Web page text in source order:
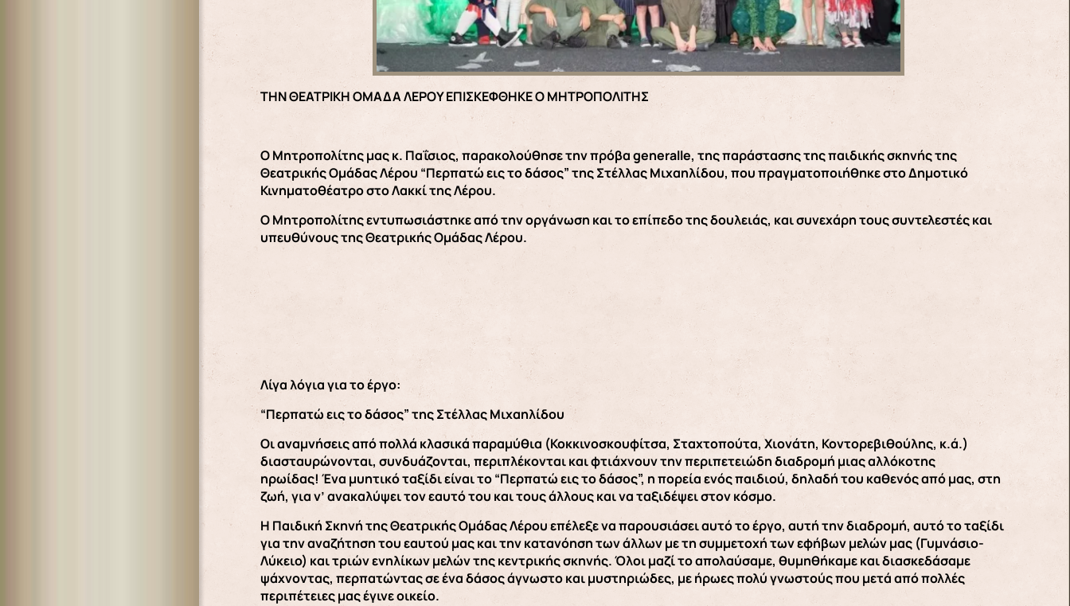
ΤΗΝ ΘΕΑΤΡΙΚΗ ΟΜΑΔΑ ΛΕΡΟΥ ΕΠΙΣΚΕΦΘΗΚΕ Ο ΜΗΤΡΟΠΟΛΙΤΗΣ
Ο Μητροπολίτης μας κ. Παΐσιος, παρακολούθησε την πρόβα generalle, της παράστασης της παιδικής σκηνής της
Θεατρικής Ομάδας Λέρου “Περπατώ εις το δάσος” της Στέλλας Μιχαηλίδου, που πραγματοποιήθηκε στο Δημοτικό
Κινηματοθέατρο στο Λακκί της Λέρου.
Ο Μητροπολίτης εντυπωσιάστηκε από την οργάνωση και το επίπεδο της δουλειάς, και συνεχάρη τους συντελεστές και
υπευθύνους της Θεατρικής Ομάδας Λέρου.
Λίγα λόγια για το έργο:
“Περπατώ εις το δάσος” της Στέλλας Μιχαηλίδου
Οι αναμνήσεις από πολλά κλασικά παραμύθια (Κοκκινοσκουφίτσα, Σταχτοπούτα, Χιονάτη, Κοντορεβιθούλης, κ.ά.)
διασταυρώνονται, συνδυάζονται, περιπλέκονται και φτιάχνουν την περιπετειώδη διαδρομή μιας αλλόκοτης
ηρωίδας! Ένα μυητικό ταξίδι είναι το “Περπατώ εις το δάσος”, η πορεία ενός παιδιού, δηλαδή του καθενός από μας, στη
ζωή, για ν’ ανακαλύψει τον εαυτό του και τους άλλους και να ταξιδέψει στον κόσμο.
H Παιδική Σκηνή της Θεατρικής Ομάδας Λέρου επέλεξε να παρουσιάσει αυτό το έργο, αυτή την διαδρομή, αυτό το ταξίδι
για την αναζήτηση του εαυτού μας και την κατανόηση των άλλων με τη συμμετοχή των εφήβων μελών μας (Γυμνάσιο-
Λύκειο) και τριών ενηλίκων μελών της κεντρικής σκηνής. Όλοι μαζί το απολαύσαμε, θυμηθήκαμε και διασκεδάσαμε
ψάχνοντας, περπατώντας σε ένα δάσος άγνωστο και μυστηριώδες, με ήρωες πολύ γνωστούς που μετά από πολλές
περιπέτειες μας έγινε οικείο.